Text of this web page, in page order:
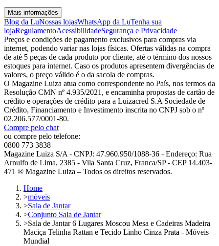
Mais informações
Blog da LuNossas lojasWhatsApp da LuTenha sua
lojaRegulamentoAcessibilidadeSegurança e Privacidade
Preços e condições de pagamento exclusivos para compras via
internet, podendo variar nas lojas físicas. Ofertas válidas na compra
de até 5 peças de cada produto por cliente, até o término dos nossos
estoques para internet. Caso os produtos apresentem divergências de
valores, o preço válido é o da sacola de compras.
O Magazine Luiza atua como correspondente no País, nos termos da
Resolução CMN nº 4.935/2021, e encaminha propostas de cartão de
crédito e operações de crédito para a Luizacred S.A Sociedade de
Crédito, Financiamento e Investimento inscrita no CNPJ sob o nº
02.206.577/0001-80.
Compre pelo chat
ou compre pelo telefone:
0800 773 3838
Magazine Luiza S/A - CNPJ: 47.960.950/1088-36 - Endereço: Rua
Arnulfo de Lima, 2385 - Vila Santa Cruz, Franca/SP - CEP 14.403-
471 ® Magazine Luiza – Todos os direitos reservados.
Home
>móveis
>Sala de Jantar
>Conjunto Sala de Jantar
>Sala de Jantar 6 Lugares Moscou Mesa e Cadeiras Madeira
Maciça Telinha Rattan e Tecido Linho Cinza Prata - Móveis
Mundial